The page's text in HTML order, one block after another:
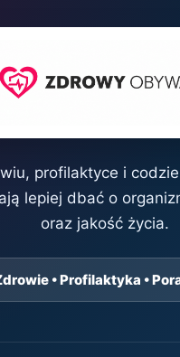
profilaktyce i
lepiej dbać o
oraz jakość życia.
• Profilaktyka •